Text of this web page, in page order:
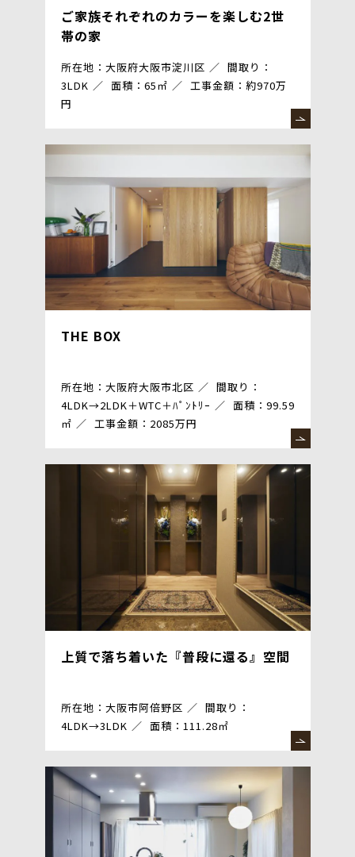
ご家族それぞれのカラーを楽しむ2世
帯の家
所在地：大阪府大阪市淀川区
間取り：
3LDK
面積：65㎡
工事金額：約970万
円
THE BOX
所在地：大阪府大阪市北区
間取り：
4LDK→2LDK＋WTC＋ﾊﾟﾝﾄﾘｰ
面積：99.59
㎡
工事金額：2085万円
上質で落ち着いた『普段に還る』空間
所在地：大阪市阿倍野区
間取り：
4LDK→3LDK
面積：111.28㎡